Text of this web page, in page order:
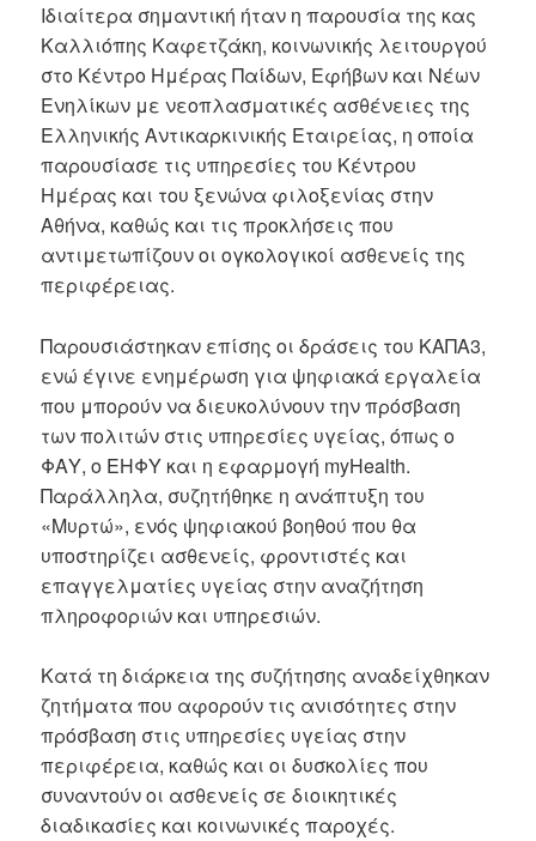
Ιδιαίτερα σημαντική ήταν η παρουσία της κας
Καλλιόπης Καφετζάκη, κοινωνικής λειτουργού
στο Κέντρο Ημέρας Παίδων, Εφήβων και Νέων
Ενηλίκων με νεοπλασματικές ασθένειες της
Ελληνικής Αντικαρκινικής Εταιρείας, η οποία
παρουσίασε τις υπηρεσίες του Κέντρου
Ημέρας και του ξενώνα φιλοξενίας στην
Αθήνα, καθώς και τις προκλήσεις που
αντιμετωπίζουν οι ογκολογικοί ασθενείς της
περιφέρειας.
Παρουσιάστηκαν επίσης οι δράσεις του ΚΑΠΑ3,
ενώ έγινε ενημέρωση για ψηφιακά εργαλεία
που μπορούν να διευκολύνουν την πρόσβαση
των πολιτών στις υπηρεσίες υγείας, όπως ο
ΦΑΥ, ο ΕΗΦΥ και η εφαρμογή myHealth.
Παράλληλα, συζητήθηκε η ανάπτυξη του
«Μυρτώ», ενός ψηφιακού βοηθού που θα
υποστηρίζει ασθενείς, φροντιστές και
επαγγελματίες υγείας στην αναζήτηση
πληροφοριών και υπηρεσιών.
Κατά τη διάρκεια της συζήτησης αναδείχθηκαν
ζητήματα που αφορούν τις ανισότητες στην
πρόσβαση στις υπηρεσίες υγείας στην
περιφέρεια, καθώς και οι δυσκολίες που
συναντούν οι ασθενείς σε διοικητικές
διαδικασίες και κοινωνικές παροχές.